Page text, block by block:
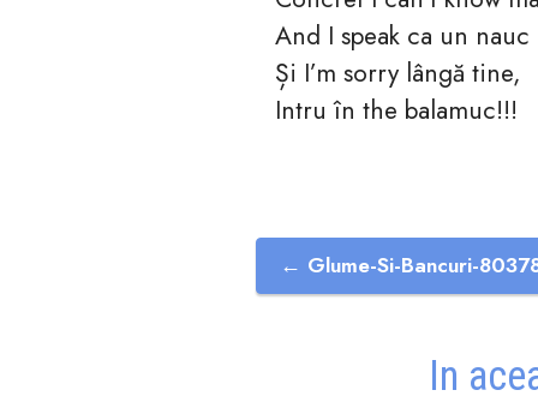
And I speak ca un nauc
Și I’m sorry lângă tine,
Intru în the balamuc!!!
← Glume-Si-Bancuri-
In